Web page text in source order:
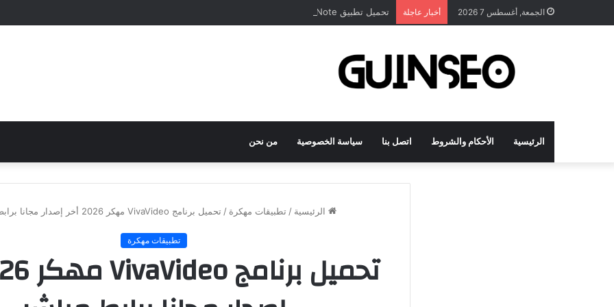
الجمعة, أغسطس 7 2026 أخبار عاجلة تحميل تطبيق DrawNote مهكر 2026 النسخة المدفوعة للأندرويد مجاناً
الرئيسية الأحكام والشروط اتصل بنا سياسة الخصوصية من نحن
الرئيسية / تطبيقات مهكرة / تحميل برنامج VivaVideo مهكر 2026 أخر إصدار مجانا برابط مباشر
تطبيقات مهكرة